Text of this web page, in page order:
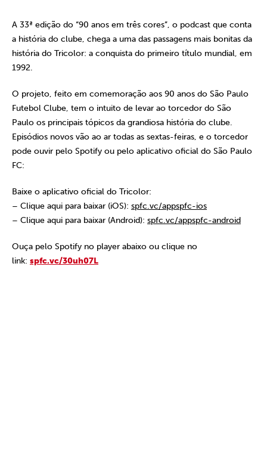
A 33ª edição do “90 anos em três cores”, o podcast que conta
a história do clube, chega a uma das passagens mais bonitas da
história do Tricolor: a conquista do primeiro título mundial, em
1992.
O projeto, feito em comemoração aos 90 anos do São Paulo
Futebol Clube, tem o intuito de levar ao torcedor do São
Paulo os principais tópicos da grandiosa história do clube.
Episódios novos vão ao ar todas as sextas-feiras, e o torcedor
pode ouvir pelo Spotify ou pelo aplicativo oficial do São Paulo
FC:
Baixe o aplicativo oficial do Tricolor:
– Clique aqui para baixar (iOS): spfc.vc/appspfc-ios
– Clique aqui para baixar (Android): spfc.vc/appspfc-android
Ouça pelo Spotify no player abaixo ou clique no
link: spfc.vc/30uh07L